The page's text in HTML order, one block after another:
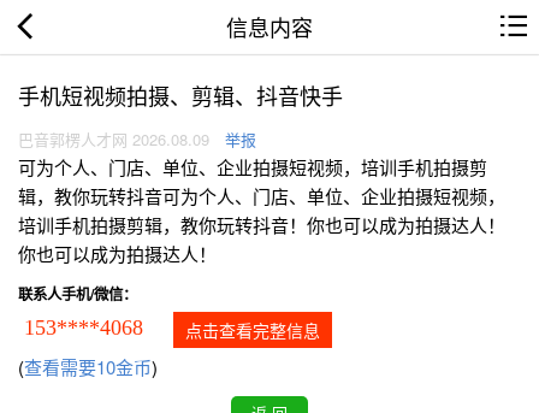
信息内容
手机短视频拍摄、剪辑、抖音快手
巴音郭楞人才网 2026.08.09 举报
可为个人、门店、单位、企业拍摄短视频，培训手机拍摄剪
辑，教你玩转抖音可为个人、门店、单位、企业拍摄短视频，
培训手机拍摄剪辑，教你玩转抖音！你也可以成为拍摄达人！
你也可以成为拍摄达人！
联系人手机/微信：
153****4068 点击查看完整信息
(查看需要10金币)